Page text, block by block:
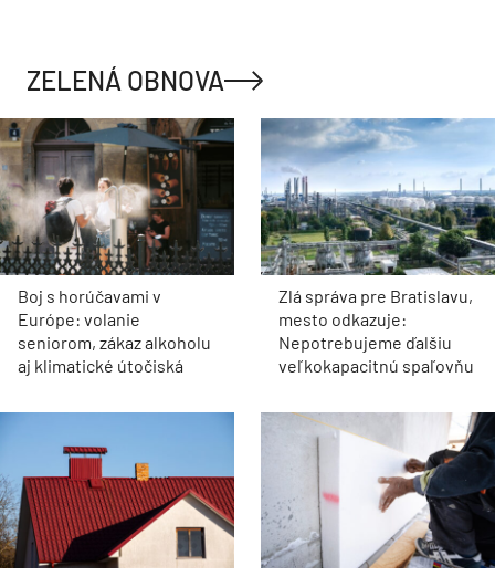
ZELENÁ OBNOVA
Boj s horúčavami v
Európe: volanie
seniorom, zákaz alkoholu
aj klimatické útočiská
Zlá správa pre Bratislavu,
mesto odkazuje:
Nepotrebujeme ďalšiu
veľkokapacitnú spaľovňu